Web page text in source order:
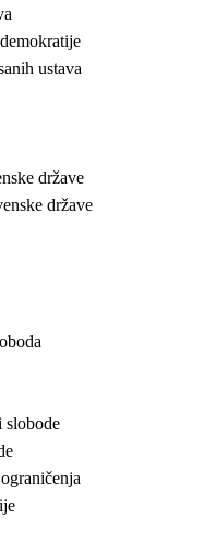
ustava
države
države
slobode